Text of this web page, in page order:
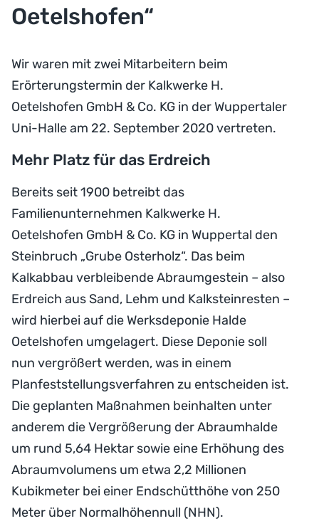
Oetelshofen“
Wir waren mit zwei Mitarbeitern beim
Erörterungstermin der Kalkwerke H.
Oetelshofen GmbH & Co. KG in der Wuppertaler
Uni-Halle am 22. September 2020 vertreten.
Mehr Platz für das Erdreich
Bereits seit 1900 betreibt das
Familienunternehmen Kalkwerke H.
Oetelshofen GmbH & Co. KG in Wuppertal den
Steinbruch „Grube Osterholz“. Das beim
Kalkabbau verbleibende Abraumgestein – also
Erdreich aus Sand, Lehm und Kalksteinresten –
wird hierbei auf die Werksdeponie Halde
Oetelshofen umgelagert. Diese Deponie soll
nun vergrößert werden, was in einem
Planfeststellungsverfahren zu entscheiden ist.
Die geplanten Maßnahmen beinhalten unter
anderem die Vergrößerung der Abraumhalde
um rund 5,64 Hektar sowie eine Erhöhung des
Abraumvolumens um etwa 2,2 Millionen
Kubikmeter bei einer Endschütthöhe von 250
Meter über Normalhöhennull (NHN).